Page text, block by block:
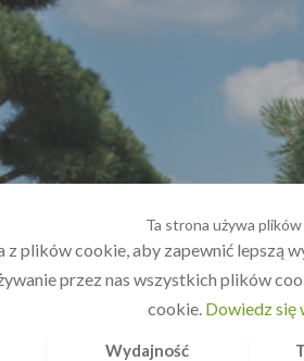
Ta strona używa
z plików cookie, aby zapewnić lepszą
przez nas wszystkich plików
cookie. Dowiedz się
Wydajność